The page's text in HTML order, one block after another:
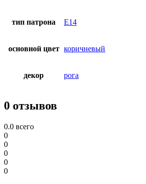
тип патрона E14
основной цвет коричневый
декор рога
0 отзывов
0.0 всего
0
0
0
0
0